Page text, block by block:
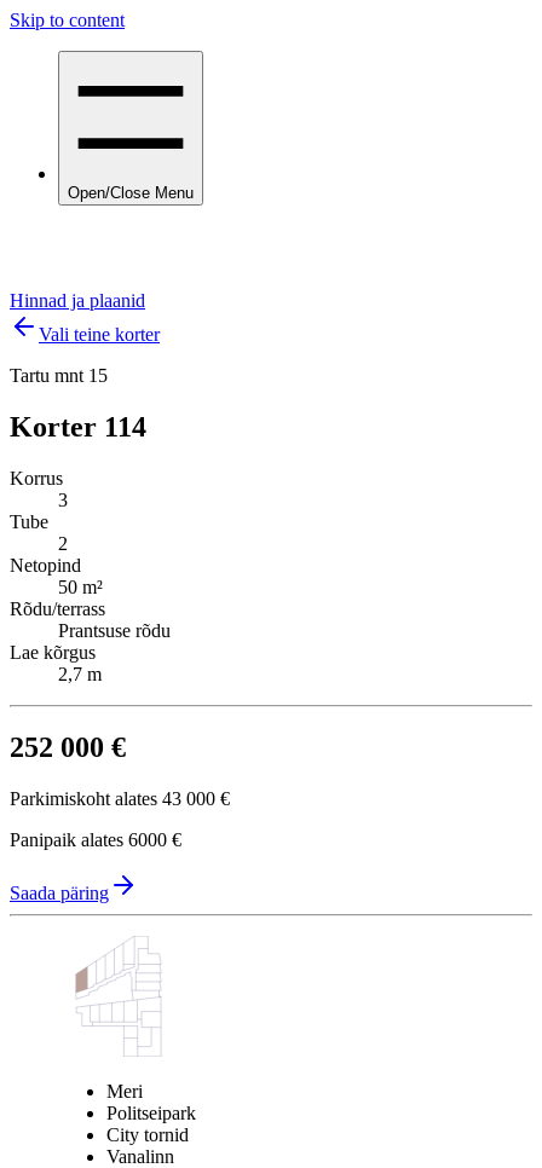
Skip to content
Open/Close Menu
Hinnad ja plaanid
Vali teine korter
Tartu mnt 15
Korter 114
Korrus
3
Tube
2
Netopind
50 m²
Rõdu/terrass
Prantsuse rõdu
Lae kõrgus
2,7 m
252 000 €
Parkimiskoht alates 43 000 €
Panipaik alates 6000 €
Saada päring
Meri
Politseipark
City tornid
Vanalinn